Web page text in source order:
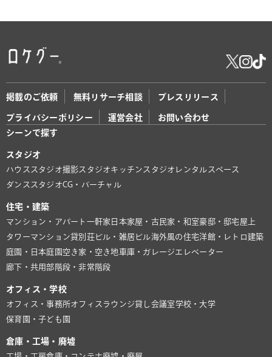
掲載のご依頼 無料リサーチ相談 プレスリリース
プライバシーポリシー 運営会社
お問い合わせ
シーンで探す
スタジオ
ハウススタジオ撮影スタジオキッチンスタジオ レンタルスペース
ダンススタジオCG・バーチャル
住宅・建築
マンション・アパート 一軒家 日本家屋・古民家・和室豪邸・邸宅屋上
タワーマンション貸別荘ビル・雑居ビル海外風の住宅洋館・レトロ建築
庭園・日本庭園 空き家・空き地 車庫・ガレージ エレベーター
廊下・共用部 階段・非常階段
オフィス・学校
オフィス・事務所オフィスラウンジ貸し会議室学校・大学
保育園・子ども園
倉庫・工場・廃墟